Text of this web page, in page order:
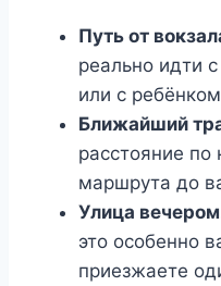
Путь от
реально идти
или с
Ближайший
расстояние по
маршрута до
Улица
это особенно
приезжаете